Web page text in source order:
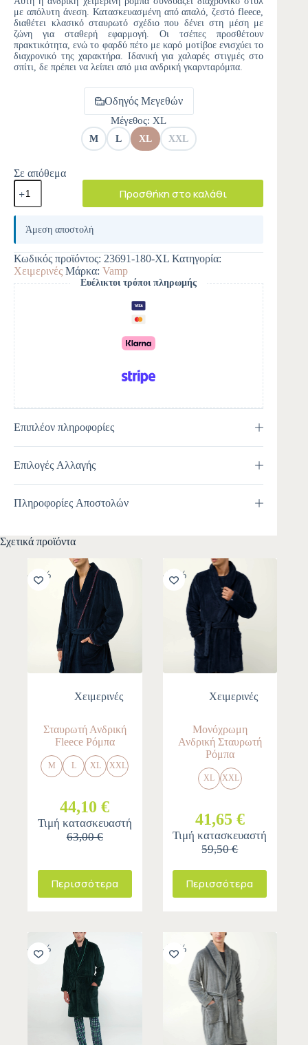
με απόλυτη άνεση. Κατασκευασμένη από απαλό, ζεστό fleece,
διαθέτει κλασικό σταυρωτό σχέδιο που δένει στη μέση με
ζώνη για σταθερή εφαρμογή. Οι τσέπες προσθέτουν
πρακτικότητα, ενώ το φαρδύ πέτο με καρό μοτίβοε ενισχύει το
διαχρονικό της χαρακτήρα. Ιδανική για χαλαρές στιγμές στο
σπίτι, δε πρέπει να λείπει από μια ανδρική γκαρνταρόμπα.
Οδηγός Μεγεθών
Μέγεθος: XL
M L XL XXL
Σε απόθεμα
Προσθήκη στο καλάθι
A
e
r
n
a
t
i
v
e
:
Άμεση αποστολή
Κωδικός προϊόντος: 23691-180-XL Κατηγορία:
Χειμερινές Μάρκα: Vamp
Ευέλικτοι τρόποι πληρωμής
Επιπλέον πληροφορίες
Επιλογές Αλλαγής
Πληροφορίες Αποστολών
Σχετικά προϊόντα
-30%
Χειμερινές
Σταυρωτή Ανδρική
Fleece Ρόμπα
M L XL XXL
44,10 €
Τιμή κατασκευαστή
63,00 €
Περισσότερα
-30%
Χειμερινές
Μονόχρωμη
Ανδρική Σταυρωτή
Ρόμπα
XL XXL
41,65 €
Τιμή κατασκευαστή
59,50 €
Περισσότερα
-30% -30%